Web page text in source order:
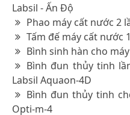
Labsil - Ấn Độ
Phao máy cất nước 2
Tấm đế máy cất nước
Bình sinh hàn cho
Bình đun thủy tinh
Labsil Aquaon-4D
Bình đun thủy tinh
Opti-m-4